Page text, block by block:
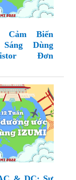
Cảm Biến
Dùng
Đơn